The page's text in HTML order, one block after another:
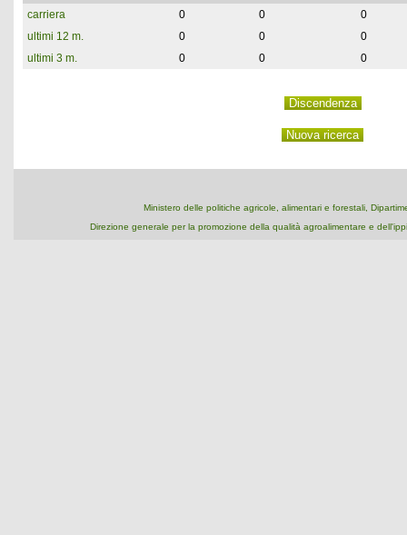
carriera
0 0
0
ultimi 12 m.
0 0
0
ultimi 3 m.
0 0 0
Ministero delle politiche agricole, alimentari e forestali,
Direzione generale per la promozione della qualità agroalimentare e